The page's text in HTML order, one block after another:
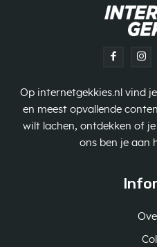
Op internetgekkies.nl vind
en meest opvallende
wilt lachen, ontdekken of
ons ben je aan